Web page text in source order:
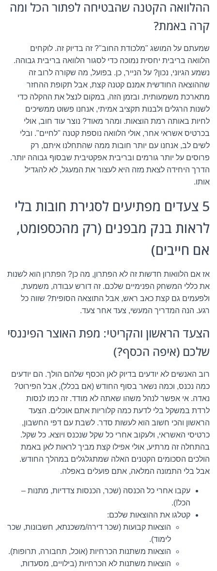
ההלוואה הקטנה שהבטיחה לפתור הכל ומה
קרה באמת?
שמעתם על המושג "מלכודת החוב"? זה בדיוק זה. לוקחים
הלוואה בריבית יחסית נמוכה כדי לסגור הלוואה בריבית גבוהה.
נשמע הגיוני, נכון? על הנייר, כן. בפועל, מה שקורה לרוב זה
שההוצאה החודשית אמנם קטנה קצת, אבל תקופת ההחזר
מתארכת משמעותית. ובזמן הזה, במקום לנצל את ההקלה כדי
לשנות הרגלים ולבנות תקציב אמיתי, אנחנו פשוט ממשיכים
לחיות באותה רמת הוצאות. ומהר מאוד? נוצר עוד חוב, אולי
בכרטיס אשראי אחר, אולי הלוואה נוספת קטנה "לחיים". ובלי
לשים לב, אנחנו עם יותר חובות ממה שהתחלנו איתם, רק
פרוסים על יותר גורמים ובריבית אפקטיבית שבסוף גבוהה יותר.
הדרך היחידה לצאת מזה היא לעצור את המעגל, לא להגדיל
אותו.
5 צעדים מפתיעים לסגירת חובות בלי
לראות בנק מבפנים (רק מהכספומט,
אם חייבים)
אז אם הלוואות חדשות זה לא הפתרון, מה כן? הפתרון הוא לשנות
את כללי המשחק הפנימיים שלכם. זה דורש עבודה, משמעת,
ולפעמים גם קצת כאב ראש, אבל התוצאה הסופית? שווה כל
רגע. הנה המדריך המעשי, צעד אחר צעד.
הצעד הראשון והקריטי: מפת האוצר הפיננסי
שלכם (איפה הכסף?)
רוב האנשים לא יודעים בדיוק לאן הכסף שלהם הולך. הם יודעים
כמה נכנס, וכמה נשאר בסוף החודש (אם בכלל), אבל הפירוט?
נאדה. אי אפשר לנהל משהו שאתה לא מודד. זה כמו לנסות
לרדת במשקל בלי לדעת כמה קלוריות אתם אוכלים. הצעד
הראשון והכי חשוב הוא לעשות סדר. לשבת עם דפי החשבון,
כרטיסי האשראי, ולעקוב אחרי כל שקל שנכנס ויוצא. כל שקל.
בהתחלה זה מרתיע, אולי אפילו קצת מביך לראות לאן באמת
הולכים הסכומים הקטנים האלה שמתגלגלים במהלך החודש.
אבל בלי התמונה המלאה, אתם פועלים באפלה.
עקבו אחרי כל הכנסה (שכר, הכנסות צדדיות, מתנות –
הכל!).
קטלגו את ההוצאות שלכם:
הוצאות קבועות (שכר דירה/משכנתא, חשבונות, שכר
לימוד).
הוצאות משתנות הכרחיות (אוכל, תחבורה, תרופות).
הוצאות משתנות לא הכרחיות (בילויים, מסעדות,